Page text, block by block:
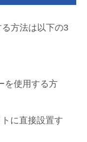
方法は以下の3
を使用する方
に直接設置す